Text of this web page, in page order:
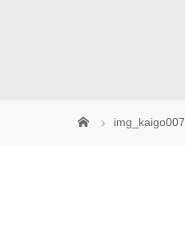
img_kaigo007